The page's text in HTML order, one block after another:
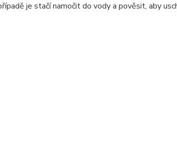
je stačí namočit do vody a pověsit, aby